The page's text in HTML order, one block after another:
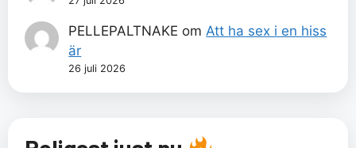
PELLEPALTNAKE om Att ha sex i en hiss
är
26 juli 2026